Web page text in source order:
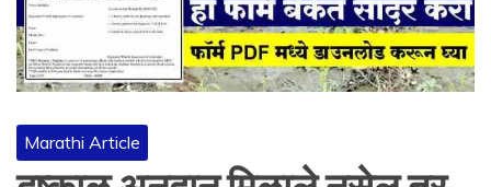
Marathi Article